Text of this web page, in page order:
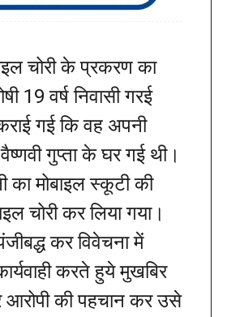
चोरी के प्रकरण का
19 वर्ष निवासी गरई
कराई गई कि वह अपनी
गुप्ता के घर गई थी।
का मोबाइल स्कूटी की
चोरी कर लिया गया।
कर विवेचना में
करते हुये मुखबिर
आरोपी की पहचान कर उसे